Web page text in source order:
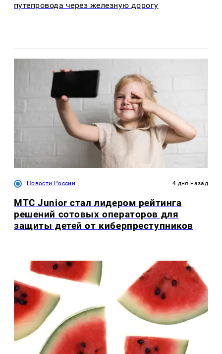
путепровода через железную дорогу
Новости России 4 дня назад
МТС Junior стал лидером рейтинга
решений сотовых операторов для
защиты детей от киберпреступников